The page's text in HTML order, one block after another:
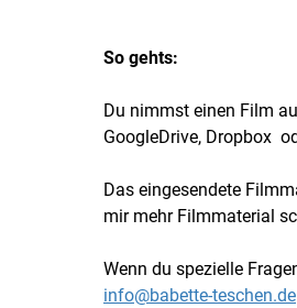
So gehts:
Du nimmst einen Film
GoogleDrive, Dropbox
Das eingesendete
mir mehr Filmmaterial
Wenn du spezielle
info@babette-teschen.de